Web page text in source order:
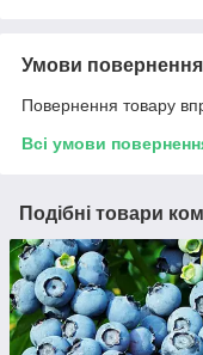
Умови повернення
Повернення товару
Всі умови
Подібні товари